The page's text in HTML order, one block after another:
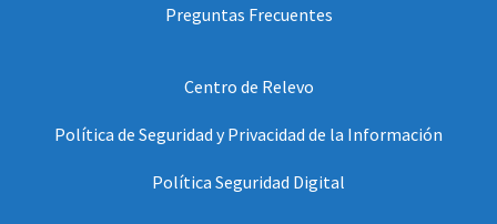
Preguntas Frecuentes
Centro de Relevo
Política de Seguridad y Privacidad de la Información
Política Seguridad Digital